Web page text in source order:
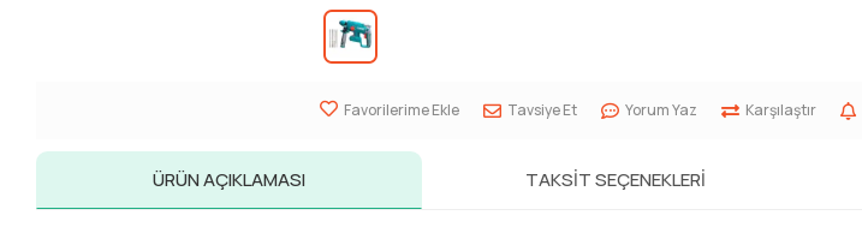
Favorilerime Ekle Tavsiye Et Yorum Yaz Karşılaştır
ÜRÜN AÇIKLAMASI TAKSIT SEÇENEKLERI